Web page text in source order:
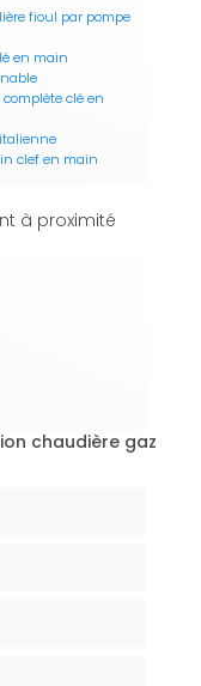
fioul par pompe
en main
clé en
clef en main
à proximité
chaudière gaz